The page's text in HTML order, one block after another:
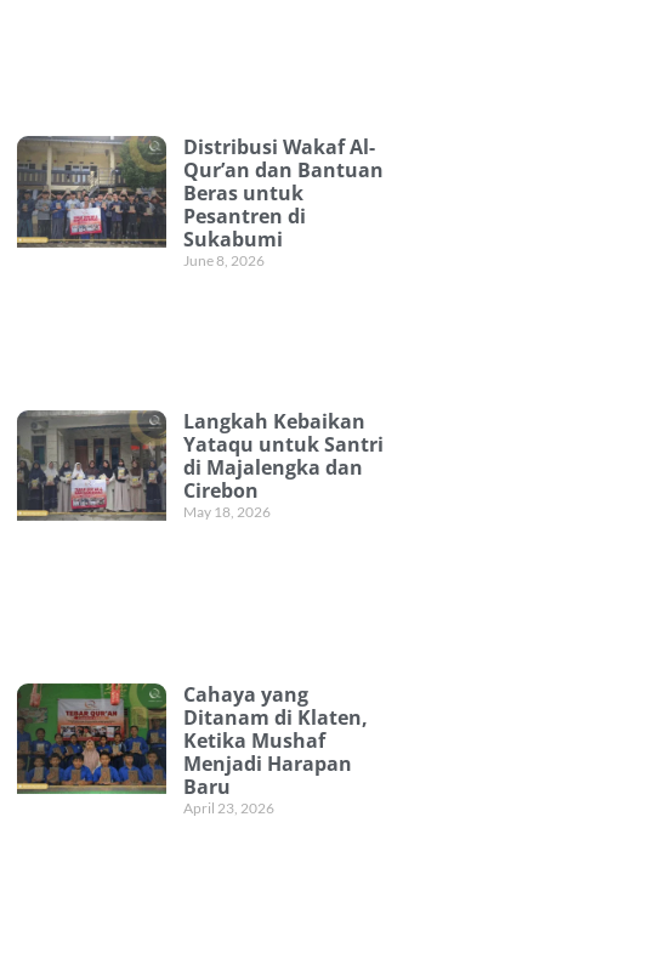
Distribusi Wakaf Al-
Qur’an dan Bantuan
Beras untuk
Pesantren di
Sukabumi
June 8, 2026
Langkah Kebaikan
Yataqu untuk Santri
di Majalengka dan
Cirebon
May 18, 2026
Cahaya yang
Ditanam di Klaten,
Ketika Mushaf
Menjadi Harapan
Baru
April 23, 2026